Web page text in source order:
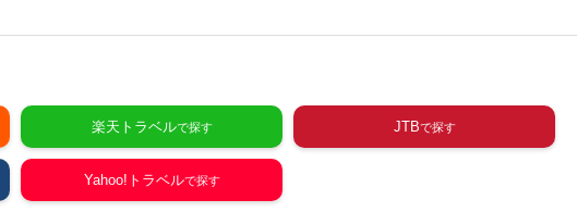
楽天トラベル JTB
Yahoo!トラベル